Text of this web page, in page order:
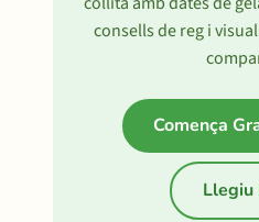
consells de reg i
Comença
Llegiu